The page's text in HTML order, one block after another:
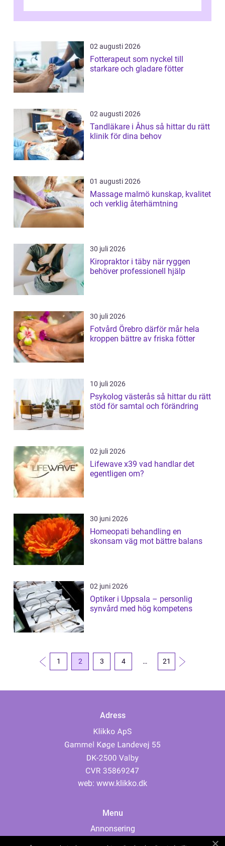
02 augusti 2026
Fotterapeut som nyckel till
starkare och gladare fötter
02 augusti 2026
Tandläkare i Åhus så hittar du rätt
klinik för dina behov
01 augusti 2026
Massage malmö kunskap, kvalitet
och verklig återhämtning
30 juli 2026
Kiropraktor i täby när ryggen
behöver professionell hjälp
30 juli 2026
Fotvård Örebro därför mår hela
kroppen bättre av friska fötter
10 juli 2026
Psykolog västerås så hittar du rätt
stöd för samtal och förändring
02 juli 2026
Lifewave x39 vad handlar det
egentligen om?
30 juni 2026
Homeopati behandling en
skonsam väg mot bättre balans
02 juni 2026
Optiker i Uppsala – personlig
synvård med hög kompetens
1 2 3 4 … 21
Adress
web: www.klikko.dk
Menu
Annonsering